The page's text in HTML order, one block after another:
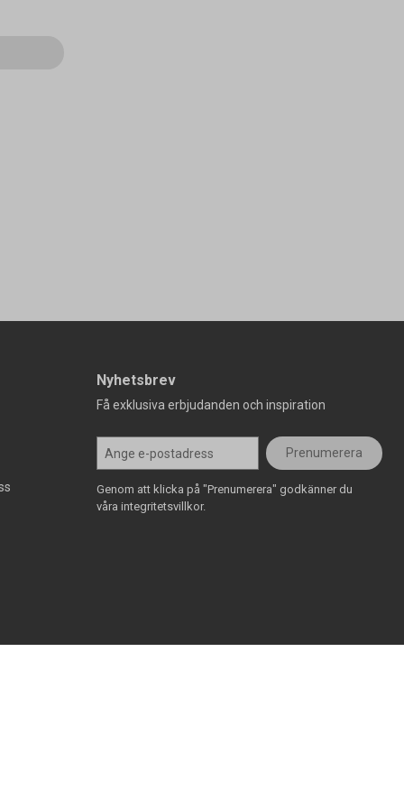
Nyhetsbrev
Få exklusiva erbjudanden och inspiration
Prenumerera
Genom att klicka på "Prenumerera" godkänner du
våra integritetsvillkor.